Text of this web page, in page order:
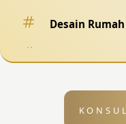
Desain
Desain